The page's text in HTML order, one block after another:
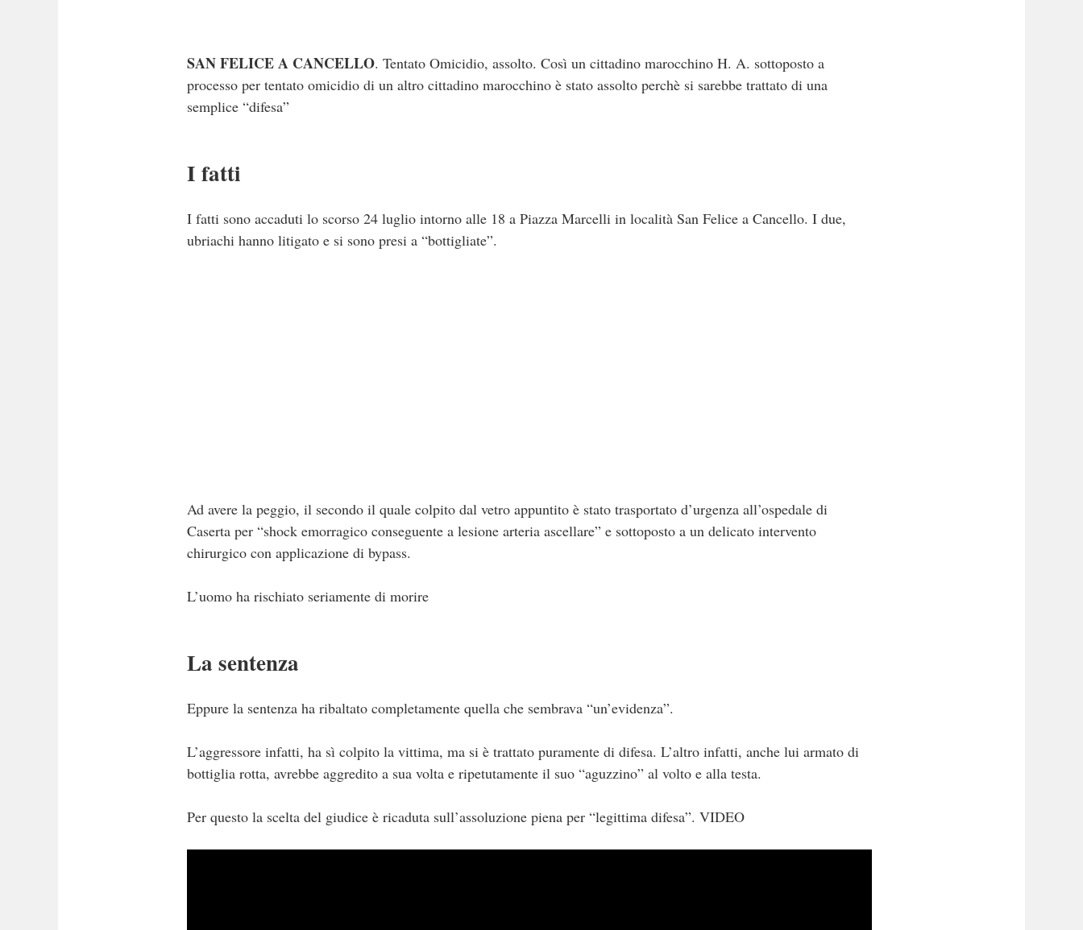
SAN FELICE A CANCELLO. Tentato Omicidio, assolto. Così un cittadino marocchino H. A. sottoposto a
processo per tentato omicidio di un altro cittadino marocchino è stato assolto perchè si sarebbe trattato di una
semplice “difesa”
I fatti
I fatti sono accaduti lo scorso 24 luglio intorno alle 18 a Piazza Marcelli in località San Felice a Cancello. I due,
ubriachi hanno litigato e si sono presi a “bottigliate”.
Ad avere la peggio, il secondo il quale colpito dal vetro appuntito è stato trasportato d’urgenza all’ospedale di
Caserta per “shock emorragico conseguente a lesione arteria ascellare” e sottoposto a un delicato intervento
chirurgico con applicazione di bypass.
L’uomo ha rischiato seriamente di morire
La sentenza
Eppure la sentenza ha ribaltato completamente quella che sembrava “un’evidenza”.
L’aggressore infatti, ha sì colpito la vittima, ma si è trattato puramente di difesa. L’altro infatti, anche lui armato di
bottiglia rotta, avrebbe aggredito a sua volta e ripetutamente il suo “aguzzino” al volto e alla testa.
Per questo la scelta del giudice è ricaduta sull’assoluzione piena per “legittima difesa”. VIDEO